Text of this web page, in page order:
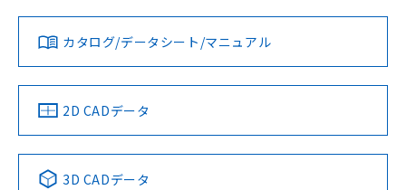
ダウンロードデータをご利用いただく前に、以下を必ずお読
みください。
ソフトウェアの使用条件
対応済み
中国 RoHS 注意事項・凡例
カタログ/データシート/マニュアル
2D CADデータ
3D CADデータ